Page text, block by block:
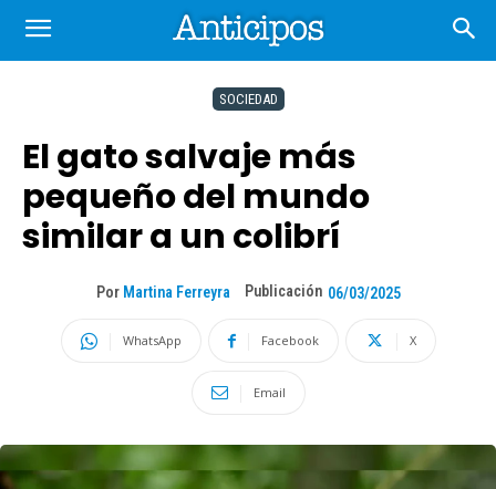
SOCIEDAD
El gato salvaje más
pequeño del mundo
similar a un colibrí
Por Martina Ferreyra Publicación 06/03/2025
WhatsApp Facebook X
Email